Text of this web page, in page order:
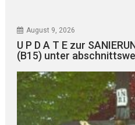
August 9, 2026
U P D A T E zur
(B15) unter